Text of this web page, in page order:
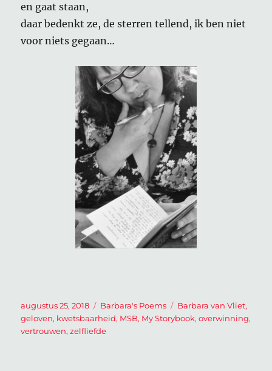
en gaat staan,
daar bedenkt ze, de sterren tellend, ik ben niet
voor niets gegaan…
Geplaatst
op
augustus 25, 2018 Categorieën
Barbara's Poems Tags
Barbara van Vliet,
geloven, kwetsbaarheid, MSB, My Storybook,overwinning,
vertrouwen,zelfliefde